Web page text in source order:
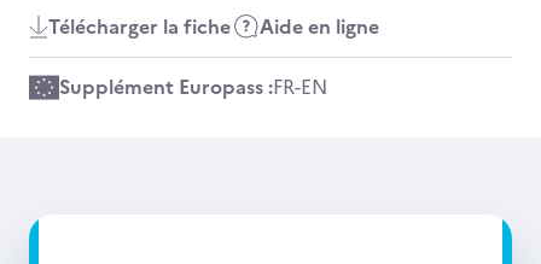
Télécharger la fiche Aide en ligne
Supplément Europass :FR-EN